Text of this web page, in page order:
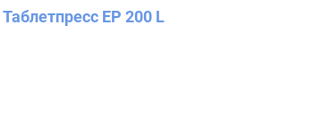
Таблетпресс EP 200 L